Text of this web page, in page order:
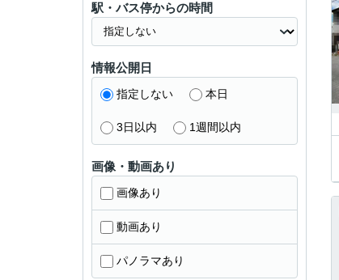
駅・バス停からの時間
情報公開日
指定しない 本日
3日以内 1週間以内
画像・動画あり
画像あり
動画あり
パノラマあり